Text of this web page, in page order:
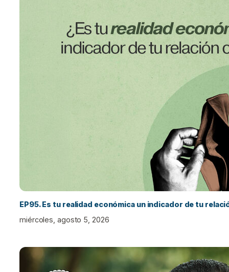
EP95. Es tu realidad económica un indicador de tu
miércoles, agosto 5, 2026